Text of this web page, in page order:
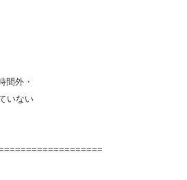
間外・
いない